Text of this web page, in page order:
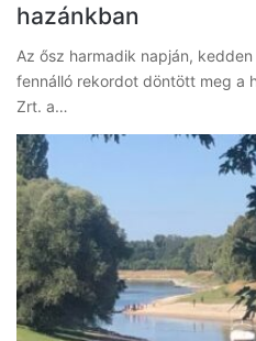
hazánkban
Az ősz harmadik napján,
fennálló rekordot döntött meg a
Zrt. a…